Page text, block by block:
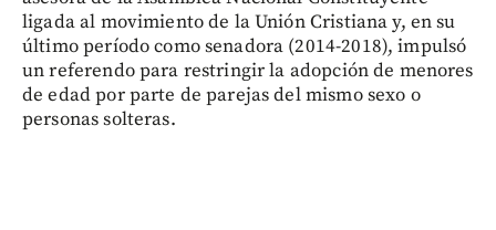
ligada al movimiento de la Unión Cristiana y, en su
último período como senadora (2014-2018), impulsó
un referendo para restringir la adopción de menores
de edad por parte de parejas del mismo sexo o
personas solteras.